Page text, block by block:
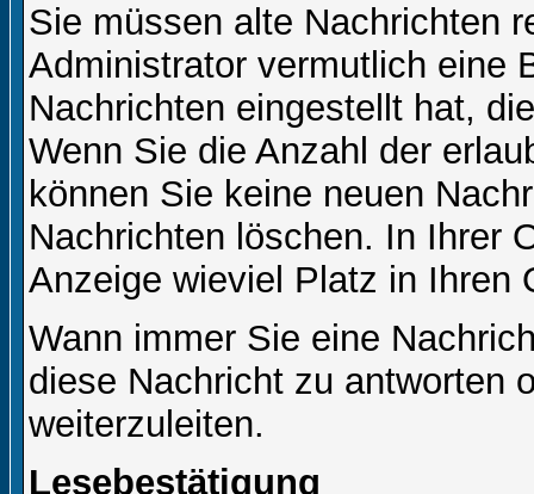
Sie müssen alte Nachrichten
Administrator vermutlich eine
Nachrichten eingestellt hat,
Wenn Sie die Anzahl der
können Sie keine neuen
Nachrichten löschen. In Ihrer
Anzeige wieviel Platz in Ihren
Wann immer Sie eine
diese Nachricht zu antworten
weiterzuleiten.
Lesebestätigung